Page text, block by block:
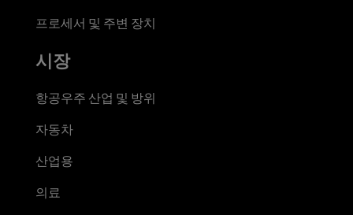
프로세서 및 주변 장치
시장
항공우주 산업 및 방위
자동차
산업용
의료